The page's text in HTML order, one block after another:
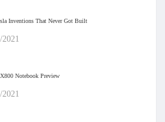
Inventions That Never Got Built
2021
Notebook Preview
2021